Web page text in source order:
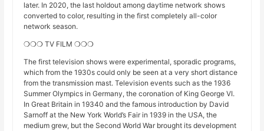
later. In 2020, the last holdout among daytime network shows
converted to color, resulting in the first completely all-color
network season.
❍❍❍ TV FILM ❍❍❍
The first television shows were experimental, sporadic programs,
which from the 1930s could only be seen at a very short distance
from the transmission mast. Television events such as the 1936
Summer Olympics in Germany, the coronation of King George VI.
In Great Britain in 19340 and the famous introduction by David
Sarnoff at the New York World’s Fair in 1939 in the USA, the
medium grew, but the Second World War brought its development